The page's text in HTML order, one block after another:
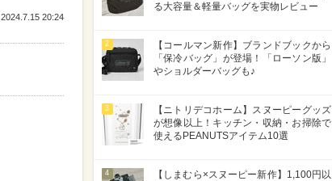
2024.7.15 20:24
る大容量＆軽量バッグを実物レビュー
2
【コールマン新作】ブランドブックから
「保冷バッグ」が登場！「ローソン版」
やショルダーバッグも♪
3
【ニトリデコホーム】スヌーピーグッズ
が想像以上！キッチン・収納・お掃除で
使えるPEANUTSアイテム10選
4
【しまむら×スヌーピー新作】1,100円以